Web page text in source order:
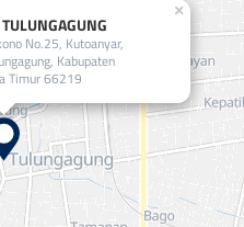
No.25, Kutoanyar,
Kabupaten
Timur 66219
×